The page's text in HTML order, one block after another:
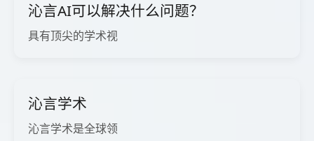
沁言AI可以解决什么问题？
具有顶尖的学术视
沁言学术
沁言学术是全球领